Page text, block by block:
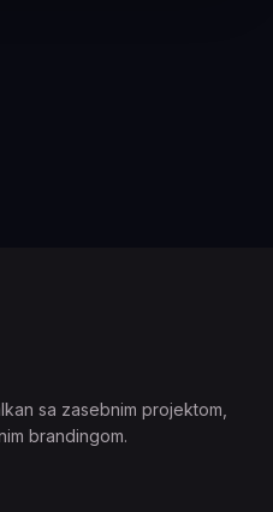
sa zasebnim projektom,
brandingom.